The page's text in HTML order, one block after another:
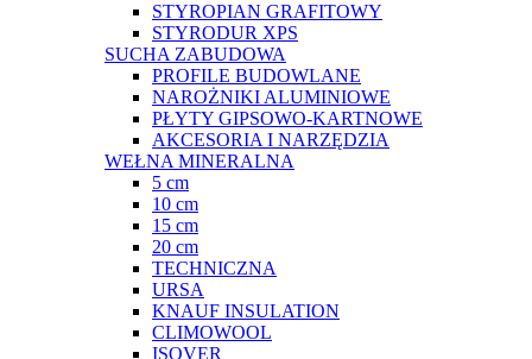
STYROPIAN GRAFITOWY
STYRODUR XPS
SUCHA ZABUDOWA
PROFILE BUDOWLANE
NAROŻNIKI ALUMINIOWE
PŁYTY GIPSOWO-KARTNOWE
AKCESORIA I NARZĘDZIA
WEŁNA MINERALNA
5 cm
10 cm
15 cm
20 cm
TECHNICZNA
URSA
KNAUF INSULATION
CLIMOWOOL
ISOVER